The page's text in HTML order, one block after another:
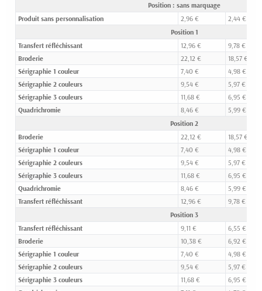
Position : sans marquage
Produit sans personnalisation
2,96 €
2,44 €
Position 1
Transfert réfléchissant
12,96 €
9,78 €
Broderie
22,12 €
18,57 €
Sérigraphie 1 couleur
7,40 €
4,98 €
Sérigraphie 2 couleurs
9,54 €
5,97 €
Sérigraphie 3 couleurs
11,68 €
6,95 €
Quadrichromie
8,46 €
5,99 €
Position 2
Broderie
22,12 €
18,57 €
Sérigraphie 1 couleur
7,40 €
4,98 €
Sérigraphie 2 couleurs
9,54 €
5,97 €
Sérigraphie 3 couleurs
11,68 €
6,95 €
Quadrichromie
8,46 €
5,99 €
Transfert réfléchissant
12,96 €
9,78 €
Position 3
Transfert réfléchissant
9,11 €
6,55 €
Broderie
10,38 €
6,92 €
Sérigraphie 1 couleur
7,40 €
4,98 €
Sérigraphie 2 couleurs
9,54 €
5,97 €
Sérigraphie 3 couleurs
11,68 €
6,95 €